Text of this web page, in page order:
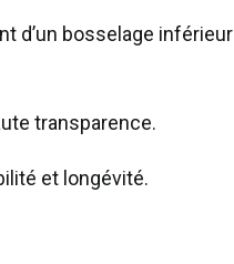
d’un bosselage
transparence.
et longévité.